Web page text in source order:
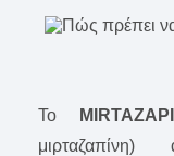
Το
μιρταζαπίνη)